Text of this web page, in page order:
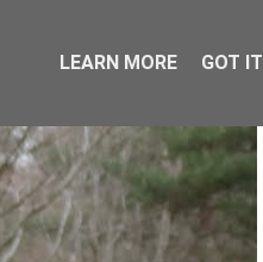
LEARN MORE GOT IT